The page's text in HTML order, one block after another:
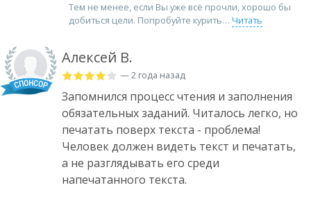
Тем не менее, если Вы уже всё прочли, хорошо бы
добиться цели. Попробуйте курить
Читать
Алексей В.
— 2 года назад
Запомнился процесс чтения и заполнения
обязательных заданий. Читалось легко, но
печатать поверх текста - проблема!
Человек должен видеть текст и печатать,
а не разглядывать его среди
напечатанного текста.